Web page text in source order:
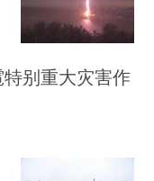
别重大灾害作